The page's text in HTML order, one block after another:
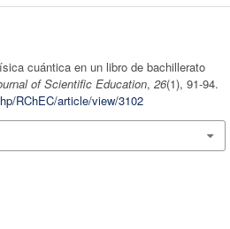
cuántica en un libro de bachillerato
of Scientific Education, 26(1), 91-94.
RChEC/article/view/3102